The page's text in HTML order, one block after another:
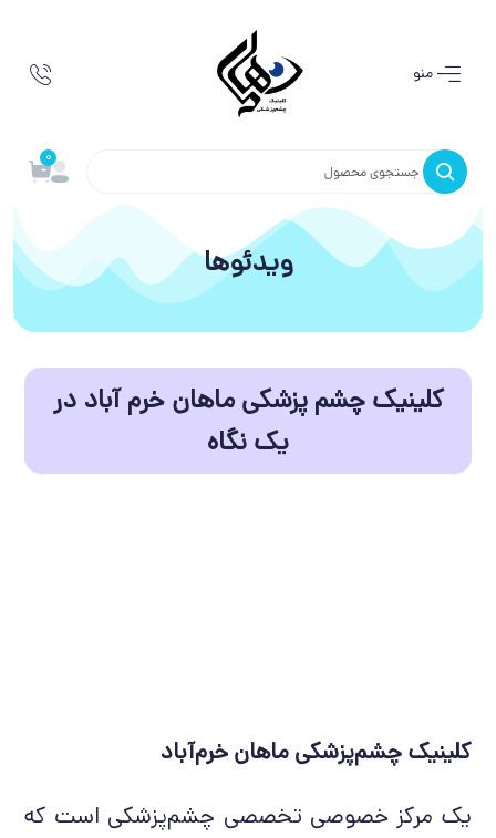
منو
0
ویدئوها
کلینیک چشم پزشکی ماهان خرم آباد در
یک نگاه
کلینیک چشم‌پزشکی ماهان خرم‌آباد
یک مرکز خصوصی تخصصی چشم‌پزشکی است که